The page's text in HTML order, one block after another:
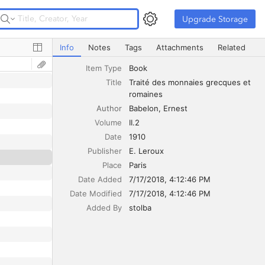
Upgrade Storage Upgrade Storage
Traité des monnaies grecques et romaines
Info Notes Tags Attachments Related
Item Type
Book
Title
Traité des monnaies grecques et
romaines
Author
Babelon
Ernest
Volume
II.2
Date
1910
Publisher
E. Leroux
Place
Paris
Date Added
7/17/2018, 4:12:46 PM
Date Modified
7/17/2018, 4:12:46 PM
Added By
stolba